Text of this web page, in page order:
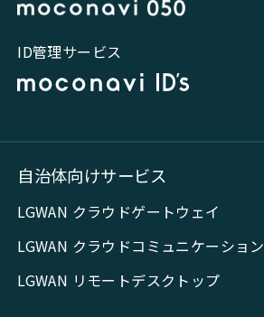
ID管理サービス
自治体向けサービス
LGWAN クラウドゲートウェイ
LGWAN クラウドコミュニケーション
LGWAN リモートデスクトップ